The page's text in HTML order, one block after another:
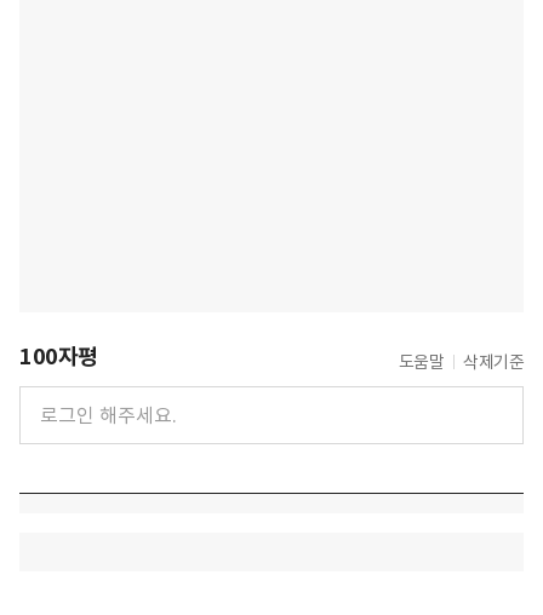
100자평 도움말 삭제기준